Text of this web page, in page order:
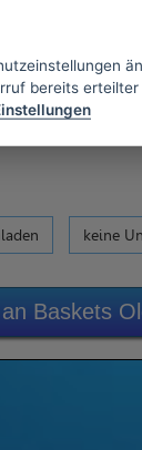
keine
Baskets
bereits